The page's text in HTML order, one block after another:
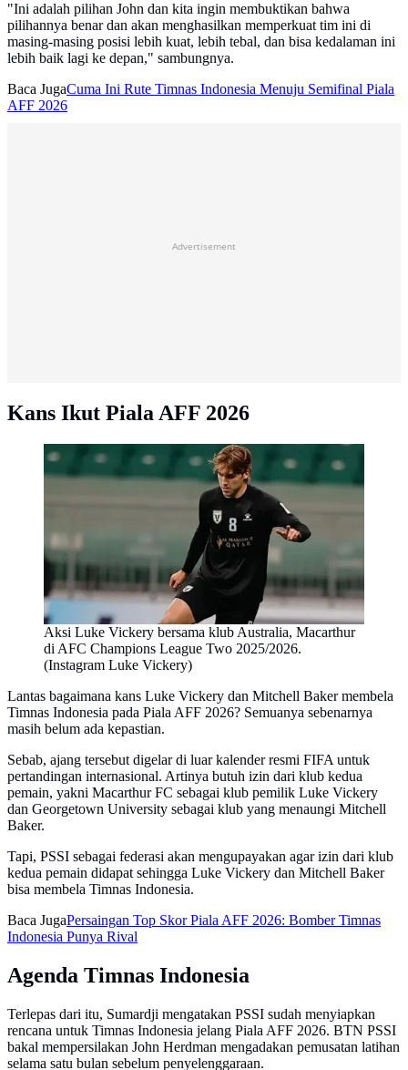
"Ini adalah pilihan John dan kita ingin membuktikan bahwa
pilihannya benar dan akan menghasilkan memperkuat tim ini di
masing-masing posisi lebih kuat, lebih tebal, dan bisa kedalaman ini
lebih baik lagi ke depan," sambungnya.
Baca JugaCuma Ini Rute Timnas Indonesia Menuju Semifinal Piala
AFF 2026
Advertisement
Kans Ikut Piala AFF 2026
Aksi Luke Vickery bersama klub Australia, Macarthur
di AFC Champions League Two 2025/2026.
(Instagram Luke Vickery)
Lantas bagaimana kans Luke Vickery dan Mitchell Baker membela
Timnas Indonesia pada Piala AFF 2026? Semuanya sebenarnya
masih belum ada kepastian.
Sebab, ajang tersebut digelar di luar kalender resmi FIFA untuk
pertandingan internasional. Artinya butuh izin dari klub kedua
pemain, yakni Macarthur FC sebagai klub pemilik Luke Vickery
dan Georgetown University sebagai klub yang menaungi Mitchell
Baker.
Tapi, PSSI sebagai federasi akan mengupayakan agar izin dari klub
kedua pemain didapat sehingga Luke Vickery dan Mitchell Baker
bisa membela Timnas Indonesia.
Baca JugaPersaingan Top Skor Piala AFF 2026: Bomber Timnas
Indonesia Punya Rival
Agenda Timnas Indonesia
Terlepas dari itu, Sumardji mengatakan PSSI sudah menyiapkan
rencana untuk Timnas Indonesia jelang Piala AFF 2026. BTN PSSI
bakal mempersilakan John Herdman mengadakan pemusatan latihan
selama satu bulan sebelum penyelenggaraan.